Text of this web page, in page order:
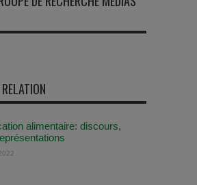
alimentaire: discours,